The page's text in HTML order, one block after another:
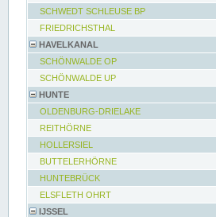
SCHWEDT SCHLEUSE BP
FRIEDRICHSTHAL
HAVELKANAL
SCHÖNWALDE OP
SCHÖNWALDE UP
HUNTE
OLDENBURG-DRIELAKE
REITHÖRNE
HOLLERSIEL
BUTTELERHÖRNE
HUNTEBRÜCK
ELSFLETH OHRT
IJSSEL